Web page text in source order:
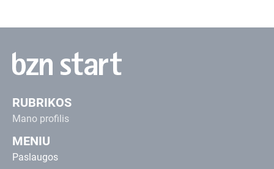
RUBRIKOS
Mano profilis
MENIU
Paslaugos